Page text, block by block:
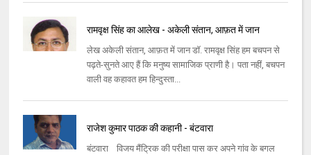
रामवृक्ष सिंह का आलेख - अकेली संतान, आफ़त में जान
लेख अकेली संतान, आफ़त में जान डॉ. रामवृक्ष सिंह हम बचपन से
पढ़ते-सुनते आए हैं कि मनुष्य सामाजिक प्राणी है। पता नहीं, बचपन
वाली वह कहावत हम हिन्दुस्ता...
राजेश कुमार पाठक की कहानी - बंटवारा
बंटवारा विजय मैंट्रिक की परीक्षा पास कर अपने गांव के बगल